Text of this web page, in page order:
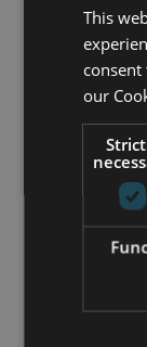
This
our